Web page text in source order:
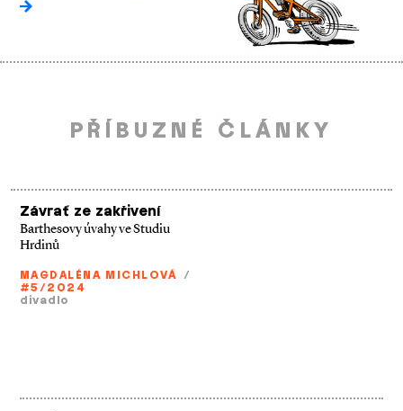
PŘÍBUZNÉ ČLÁNKY
Závrať ze zakřivení
Barthesovy úvahy ve Studiu
Hrdinů
MAGDALÉNA MICHLOVÁ /
#5/2024
divadlo